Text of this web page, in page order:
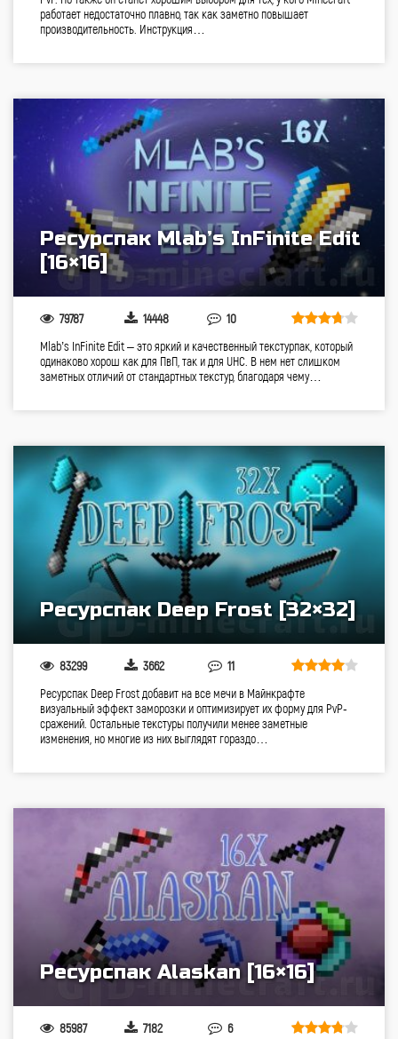
работает недостаточно плавно, так как заметно повышает
производительность. Инструкция…
Ресурспак Mlab’s InFinite Edit
[16×16]
79787 14448 10
Mlab’s InFinite Edit – это яркий и качественный текстурпак, который
одинаково хорош как для ПвП, так и для UHC. В нем нет слишком
заметных отличий от стандартных текстур, благодаря чему…
Ресурспак Deep Frost [32×32]
83299 3662 11
Ресурспак Deep Frost добавит на все мечи в Майнкрафте
визуальный эффект заморозки и оптимизирует их форму для PvP-
сражений. Остальные текстуры получили менее заметные
изменения, но многие из них выглядят гораздо…
Ресурспак Alaskan [16×16]
85987 7182 6